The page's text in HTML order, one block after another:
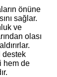
önüne
sağlar.
ve
olası
destek
hem de